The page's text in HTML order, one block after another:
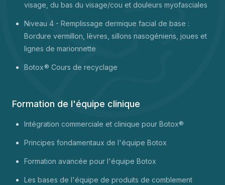
visage, du bas du visage/cou et douleurs myofasciales
Niveau 4 - Remplissage dermique facial de base :
Bordure vermillon, lèvres, sillons nasogéniens, joues et
lignes de marionnette
Botox® Cours de recyclage
Formation de l'équipe clinique
Intégration commerciale et clinique pour Botox®
Principes fondamentaux de l'équipe Botox
Formation avancée pour l'équipe Botox
Les bases de l'équipe de produits de comblement